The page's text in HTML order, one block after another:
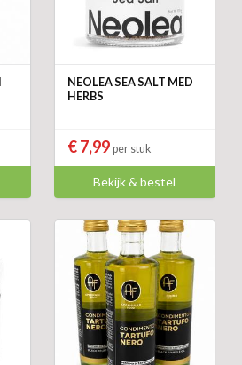
NEOLEA SEA SALT MED
HERBS
€ 7,99 per stuk
Bekijk & bestel